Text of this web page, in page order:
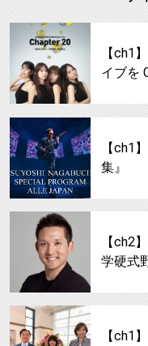
【ch1
イブを
サムネイル
【ch1
集』
【ch2
学硬式
サムネイル
【ch1